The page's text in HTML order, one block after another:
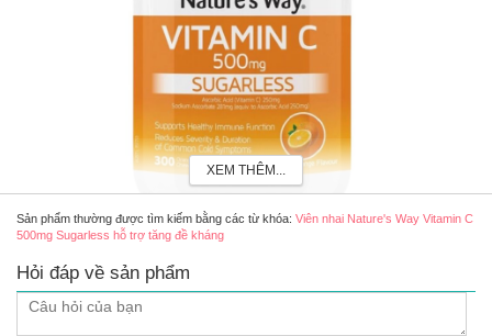
Nature's Way Vitamin C 500mg Sugarless (Mẫu mới)
XEM THÊM...
Sản phẩm thường được tìm kiếm bằng các từ khóa: Viên nhai Nature's Way Vitamin C
500mg Sugarless hỗ trợ tăng đề kháng
Hỏi đáp về sản phẩm